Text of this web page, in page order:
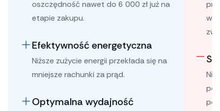
oszczędność nawet do 6 000 zł już na
etapie zakupu.
Efektywność energetyczna
Niższe zużycie energii przekłada się na
mniejsze rachunki za prąd.
Optymalna wydajność